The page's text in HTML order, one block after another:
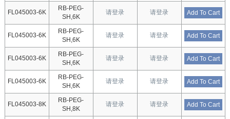
FL045003-6K
RB-PEG-
SH,6K
请登录 请登录 Add To Cart
FL045003-6K
RB-PEG-
SH,6K
请登录 请登录 Add To Cart
FL045003-6K
RB-PEG-
SH,6K
请登录 请登录 Add To Cart
FL045003-6K
RB-PEG-
SH,6K
请登录 请登录 Add To Cart
FL045003-8K
RB-PEG-
SH,8K
请登录 请登录 Add To Cart